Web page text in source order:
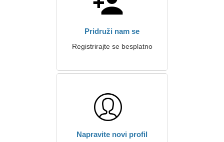
Pridruži nam se
Registrirajte se besplatno
Napravite novi profil